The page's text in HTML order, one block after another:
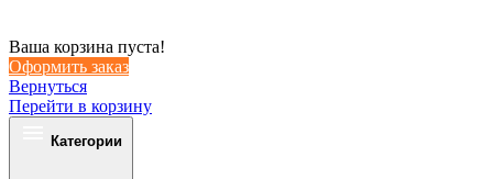
Ваша корзина пуста!
Оформить заказ
Вернуться
Перейти в корзину
Категории